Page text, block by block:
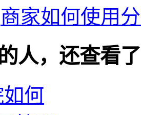
商家如何使用
人，还查看